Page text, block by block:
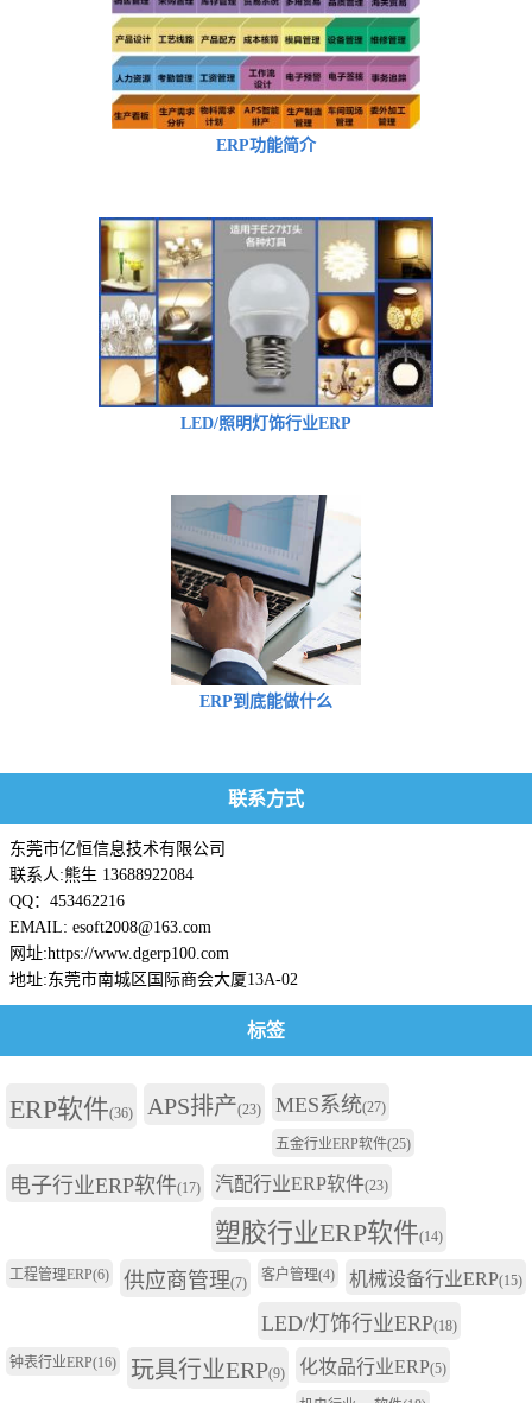
ERP功能简介
LED/照明灯饰行业ERP
ERP到底能做什么
联系方式
东莞市亿恒信息技术有限公司
联系人:熊生 13688922084
QQ：453462216
EMAIL: esoft2008@163.com
网址:https://www.dgerp100.com
地址:东莞市南城区国际商会大厦13A-02
标签
ERP软件(36) APS排产(23) MES系统(27)
五金行业ERP软件(25)
电子行业ERP软件(17) 汽配行业ERP软件(23)
塑胶行业ERP软件(14)
工程管理ERP(6) 供应商管理(7) 客户管理(4) 机械设备行业ERP(15)
LED/灯饰行业ERP(18)
钟表行业ERP(16) 玩具行业ERP(9) 化妆品行业ERP(5)